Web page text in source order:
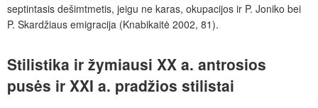
septintasis dešimtmetis, jeigu ne karas, okupacijos ir P. Joniko bei
P. Skardžiaus emigracija (Knabikaitė 2002, 81).
Stilistika ir žymiausi XX a. antrosios
pusės ir XXI a. pradžios stilistai